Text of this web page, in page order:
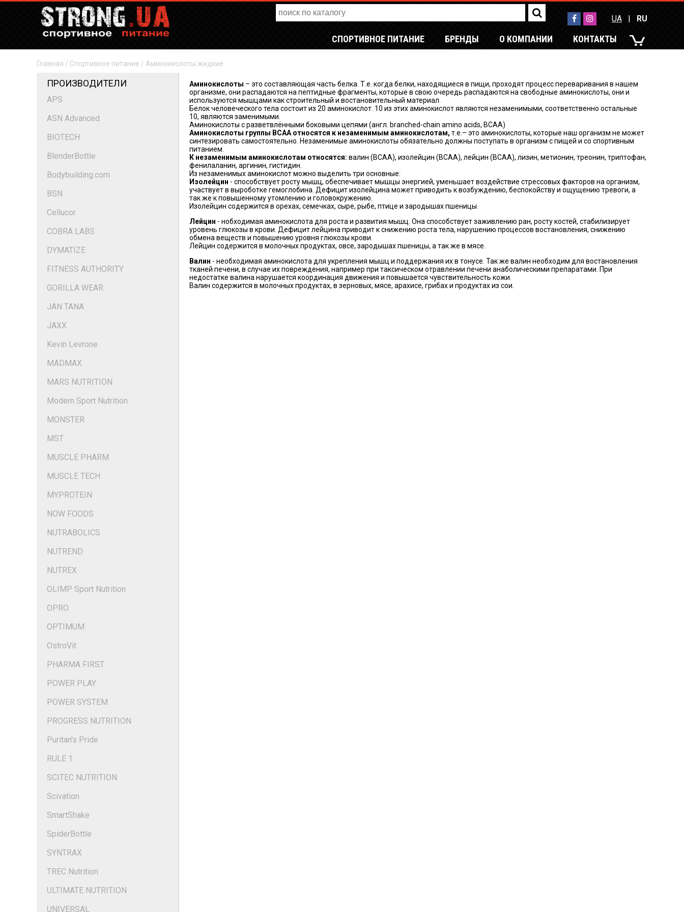
UA|RU
СПОРТИВНОЕ ПИТАНИЕ БРЕНДЫ О КОМПАНИИ КОНТАКТЫ
Главная / Спортивное питание / Аминокислоты жидкие
ПРОИЗВОДИТЕЛИ
APS
ASN Advanced
BIOTECH
BlenderBottle
Bodybuilding.com
BSN
Cellucor
COBRA LABS
DYMATIZE
FITNESS AUTHORITY
GORILLA WEAR
JAN TANA
JAXX
Kevin Levrone
MADMAX
MARS NUTRITION
Modern Sport Nutrition
MONSTER
MST
MUSCLE PHARM
MUSCLE TECH
MYPROTEIN
NOW FOODS
NUTRABOLICS
NUTREND
NUTREX
OLIMP Sport Nutrition
OPRO
OPTIMUM
OstroVit
PHARMA FIRST
POWER PLAY
POWER SYSTEM
PROGRESS NUTRITION
Puritan's Pride
RULE 1
SCITEC NUTRITION
Scivation
SmartShake
SpiderBottle
SYNTRAX
TREC Nutrition
ULTIMATE NUTRITION
UNIVERSAL
Аминокислоты – это составляющая часть белка. Т.е. когда белки, находящиеся в пищи, проходят процесс переваривания в нашем
организме, они распадаются на пептидные фрагменты, которые в свою очередь распадаются на свободные аминокислоты, они и
используются мышцами как строительный и востановительный материал.
Белок человеческого тела состоит из 20 аминокислот. 10 из этих аминокислот являются незаменимыми, соответственно остальные
10, являются заменимыми.
Аминокислоты с разветвлёнными боковыми цепями (англ. branched-chain amino acids, BCAA)
Аминокислоты группы ВСАА относятся к незаменимым аминокислотам, т.е.– это аминокислоты, которые наш организм не может
синтезировать самостоятельно. Незаменимые аминокислоты обязательно должны поступать в организм с пищей и со спортивным
питанием.
К незаменимым аминокислотам относятся: валин (ВСАА), изолейцин (ВСАА), лейцин (ВСАА), лизин, метионин, треонин, триптофан,
фенилаланин, аргинин, гистидин.
Из незаменимых аминокислот можно выделить три основные:
Изолейцин - способствует росту мышц, обеспечивает мышцы энергией, уменьшает воздействие стрессовых факторов на организм,
участвует в выроботке гемоглобина. Дефицит изолейцина может приводить к возбуждению, беспокойству и ощущению тревоги, а
так же к повышенному утомлению и головокружению.
Изолейцин содержится в орехах, семечках, сыре, рыбе, птице и зародышах пшеницы.
Лейцин - нобходимая аминокислота для роста и развития мышц. Она способствует заживлению ран, росту костей, стабилизирует
уровень глюкозы в крови. Дефицит лейцина приводит к снижению роста тела, нарушению процессов востановления, снижению
обмена веществ и повышению уровня глюкозы крови.
Лейцин содержится в молочных продуктах, овсе, зародышах пшеницы, а так же в мясе.
Валин - необходимая аминокислота для укрепления мышц и поддержания их в тонусе. Так же валин необходим для востановления
тканей печени, в случае их повреждения, например при таксическом отравлении печени анаболическими препаратами. При
недостатке валина нарушается координация движения и повышается чувствительность кожи.
Валин содержится в молочных продуктах, в зерновых, мясе, арахисе, грибах и продуктах из сои.